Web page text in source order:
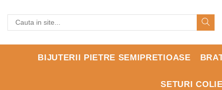
BIJUTERII PIETRE SEMIPRETIOASE
SETURI